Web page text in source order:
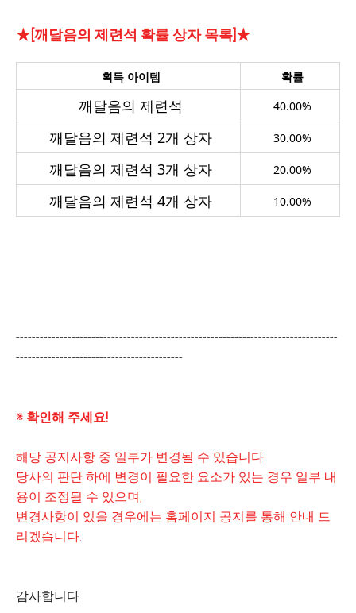
★[깨달음의 제련석 확률 상자 목록]★
획득 아이템 확률
깨달음의 제련석 40.00%
깨달음의 제련석 2개 상자 30.00%
깨달음의 제련석 3개 상자 20.00%
깨달음의 제련석 4개 상자 10.00%
---------------------------------------------------------------------------------
------------------------------------------
※ 확인해 주세요!
해당 공지사항 중 일부가 변경될 수 있습니다.
당사의 판단 하에 변경이 필요한 요소가 있는 경우 일부 내
용이 조정될 수 있으며,
변경사항이 있을 경우에는 홈페이지 공지를 통해 안내 드
리겠습니다.
감사합니다.